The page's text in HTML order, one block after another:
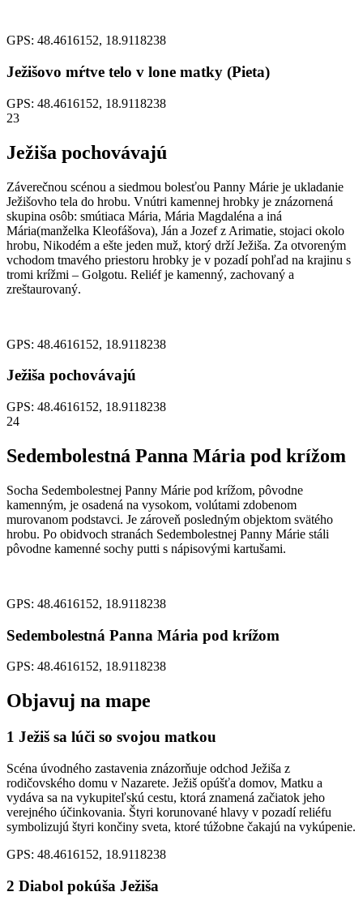
GPS: 48.4616152, 18.9118238
Ježišovo mŕtve telo v lone matky (Pieta)
GPS: 48.4616152, 18.9118238
23
Ježiša pochovávajú
Záverečnou scénou a siedmou bolesťou Panny Márie je ukladanie
Ježišovho tela do hrobu. Vnútri kamennej hrobky je znázornená
skupina osôb: smútiaca Mária, Mária Magdaléna a iná
Mária(manželka Kleofášova), Ján a Jozef z Arimatie, stojaci okolo
hrobu, Nikodém a ešte jeden muž, ktorý drží Ježiša. Za otvoreným
vchodom tmavého priestoru hrobky je v pozadí pohľad na krajinu s
tromi krížmi – Golgotu. Reliéf je kamenný, zachovaný a
zreštaurovaný.
GPS: 48.4616152, 18.9118238
Ježiša pochovávajú
GPS: 48.4616152, 18.9118238
24
Sedembolestná Panna Mária pod krížom
Socha Sedembolestnej Panny Márie pod krížom, pôvodne
kamenným, je osadená na vysokom, volútami zdobenom
murovanom podstavci. Je zároveň posledným objektom svätého
hrobu. Po obidvoch stranách Sedembolestnej Panny Márie stáli
pôvodne kamenné sochy putti s nápisovými kartušami.
GPS: 48.4616152, 18.9118238
Sedembolestná Panna Mária pod krížom
GPS: 48.4616152, 18.9118238
Objavuj na mape
1 Ježiš sa lúči so svojou matkou
Scéna úvodného zastavenia znázorňuje odchod Ježiša z
rodičovského domu v Nazarete. Ježiš opúšťa domov, Matku a
vydáva sa na vykupiteľskú cestu, ktorá znamená začiatok jeho
verejného účinkovania. Štyri korunované hlavy v pozadí reliéfu
symbolizujú štyri končiny sveta, ktoré túžobne čakajú na vykúpenie.
GPS: 48.4616152, 18.9118238
2 Diabol pokúša Ježiša